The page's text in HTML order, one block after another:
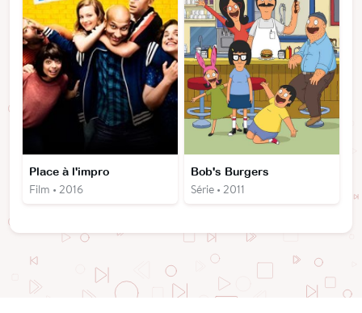
Place à l'impro
Film • 2016
Bob's Burgers
Série • 2011